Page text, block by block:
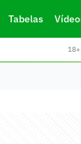
Tabelas